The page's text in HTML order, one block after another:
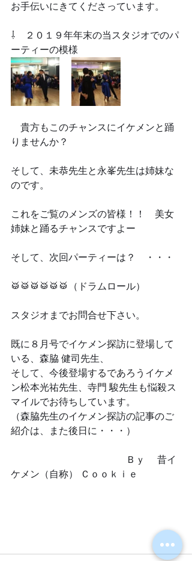
お手伝いにきてくださっています。
⇩　２０１９年年末の当スタジオでのパ
ーティーの模様
貴方もこのチャンスにイケメンと踊
りませんか？
そして、未恭先生と永峯先生は姉妹な
のです。
これをご覧のメンズの皆様！！　美女
姉妹と踊るチャンスですよー
そして、次回パーティーは？　・・・
🥁🥁🥁🥁🥁🥁（ドラムロール）
スタジオまでお問合せ下さい。
既に８月号でイケメン探訪に登場して
いる、森脇 健司先生、
そして、今後登場するであろうイケメ
ン松本光祐先生、寺門 駿先生も悩殺ス
マイルでお待ちしています。
（森脇先生のイケメン探訪の記事のご
紹介は、また後日に・・・）
Ｂｙ 　昔イ
ケメン（自称） Ｃｏｏｋｉｅ